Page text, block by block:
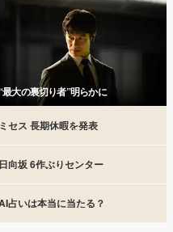
最大の裏切り者”明らかに
ミセス 長期休暇を発表
日向坂 6作ぶりセンター
占いは本当に当たる？